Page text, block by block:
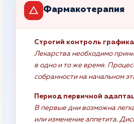
Фармакотерапия
Строгий контроль
Лекарства необходимо
в одно и то же время.
собранности на начальном
Период первичной
В первые дни возможна
или изменение аппетита.